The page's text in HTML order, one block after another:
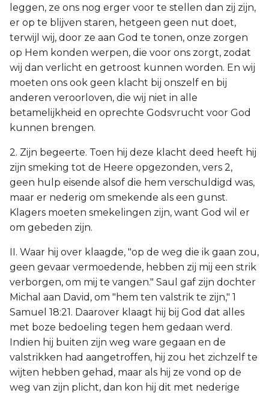
leggen, ze ons nog erger voor te stellen dan zij zijn,
er op te blijven staren, hetgeen geen nut doet,
terwijl wij, door ze aan God te tonen, onze zorgen
op Hem konden werpen, die voor ons zorgt, zodat
wij dan verlicht en getroost kunnen worden. En wij
moeten ons ook geen klacht bij onszelf en bij
anderen veroorloven, die wij niet in alle
betamelijkheid en oprechte Godsvrucht voor God
kunnen brengen.
2. Zijn begeerte. Toen hij deze klacht deed heeft hij
zijn smeking tot de Heere opgezonden, vers 2,
geen hulp eisende alsof die hem verschuldigd was,
maar er nederig om smekende als een gunst.
Klagers moeten smekelingen zijn, want God wil er
om gebeden zijn.
II. Waar hij over klaagde, "op de weg die ik gaan zou,
geen gevaar vermoedende, hebben zij mij een strik
verborgen, om mij te vangen." Saul gaf zijn dochter
Michal aan David, om "hem ten valstrik te zijn," 1
Samuel 18:21. Daarover klaagt hij bij God dat alles
met boze bedoeling tegen hem gedaan werd.
Indien hij buiten zijn weg ware gegaan en de
valstrikken had aangetroffen, hij zou het zichzelf te
wijten hebben gehad, maar als hij ze vond op de
weg van zijn plicht, dan kon hij dit met nederige